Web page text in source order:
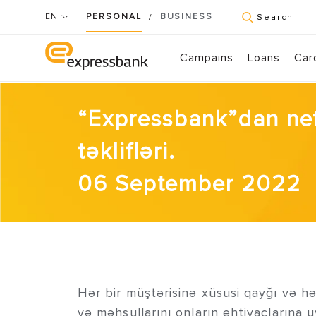
EN PERSONAL / BUSINESS Search
Campains Loans
“Expressbank”dan
təklifləri.
06 September 2022
Hər bir müştərisinə xüsusi qayğı və
və məhsullarını onların